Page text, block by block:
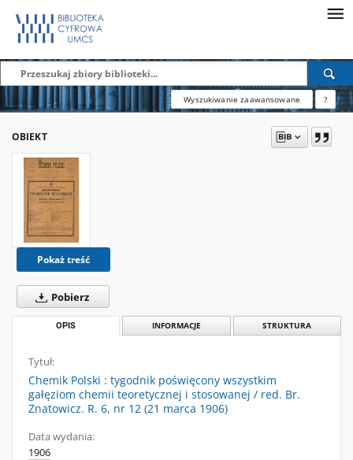
Wyszukiwanie zaawansowane ?
OBIEKT
Pokaż treść
Pobierz
OPIS INFORMACJE STRUKTURA
Tytuł:
Chemik Polski : tygodnik poświęcony wszystkim
gałęziom chemii teoretycznej i stosowanej / red. Br.
Znatowicz. R. 6, nr 12 (21 marca 1906)
Data wydania:
1906